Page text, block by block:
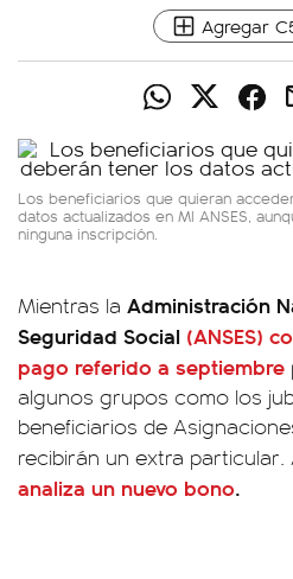
Agregar
Los beneficiarios que quieran
datos actualizados en MI ANSES,
ninguna inscripción.
Mientras la Administración
Seguridad Social (ANSES)
pago referido a septiembre
algunos grupos como los
beneficiarios de
recibirán un extra particular.
analiza un nuevo bono.